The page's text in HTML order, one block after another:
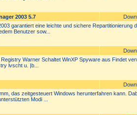
2003 5.7
garantiert eine leichte und sichere Repartitionierung
Benutzer sow...
Warner Schaltet WinXP Spyware aus Findet
lvscht u. |b...
das zeitgesteuert Windows herunterfahren kann.
Modi ...